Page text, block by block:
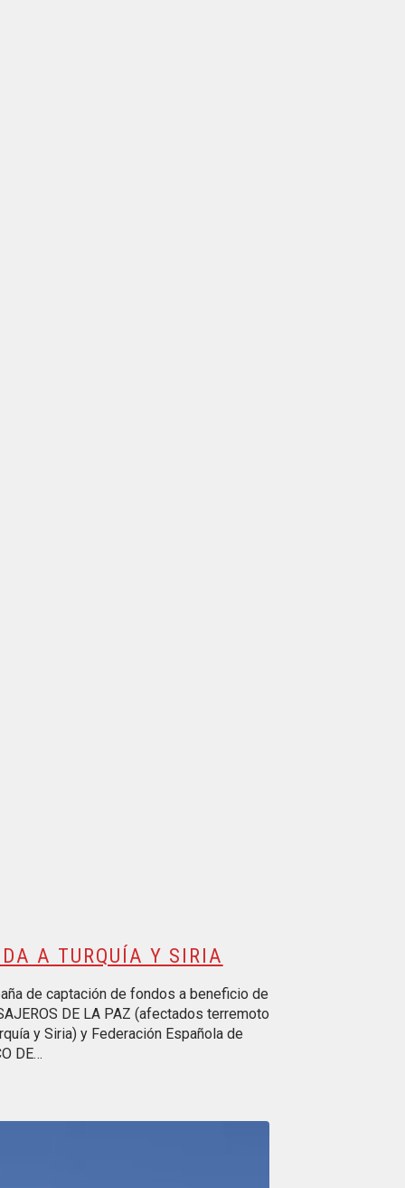
A TURQUÍA Y SIRIA
de captación de fondos a beneficio de
DE LA PAZ (afectados terremoto
y Siria) y Federación Española de
DE…
vídeo: VI Carrera Solidaria por la Educación Financiera y la